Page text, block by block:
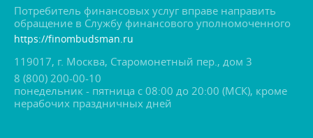
Потребитель финансовых услуг вправе направить
обращение в Службу финансового уполномоченного
https://finombudsman.ru
119017, г. Москва, Старомонетный пер., дом 3
8 (800) 200-00-10
понедельник - пятница с 08:00 до 20:00 (МСК), кроме
нерабочих праздничных дней